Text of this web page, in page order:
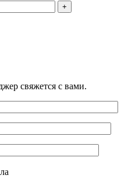
свяжется с вами.